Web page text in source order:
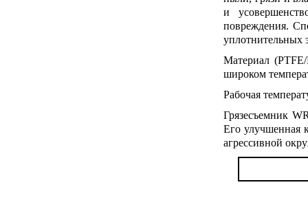
и
повреждения.
уплотнительных
Материал
широком
Рабочая
Грязесъемник
Его улучшенная
агрессивной